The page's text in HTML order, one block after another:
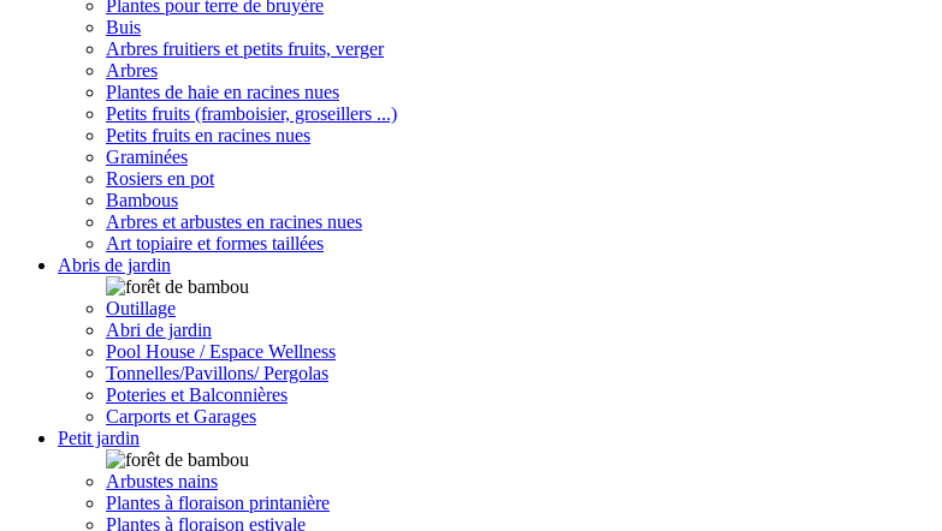
Plantes pour terre de bruyère
Buis
Arbres fruitiers et petits fruits, verger
Arbres
Plantes de haie en racines nues
Petits fruits (framboisier, groseillers ...)
Petits fruits en racines nues
Graminées
Rosiers en pot
Bambous
Arbres et arbustes en racines nues
Art topiaire et formes taillées
Abris de jardin
Outillage
Abri de jardin
Pool House / Espace Wellness
Tonnelles/Pavillons/ Pergolas
Poteries et Balconnières
Carports et Garages
Petit jardin
Arbustes nains
Plantes à floraison printanière
Plantes à floraison estivale